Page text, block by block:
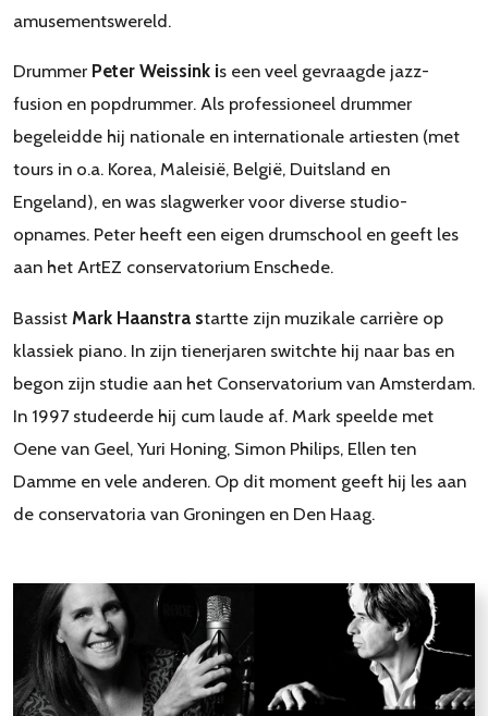
amusementswereld.
Drummer Peter Weissink is een veel gevraagde jazz-
fusion en popdrummer. Als professioneel drummer
begeleidde hij nationale en internationale artiesten (met
tours in o.a. Korea, Maleisië, België, Duitsland en
Engeland), en was slagwerker voor diverse studio-
opnames. Peter heeft een eigen drumschool en geeft les
aan het ArtEZ conservatorium Enschede.
Bassist Mark Haanstra startte zijn muzikale carrière op
klassiek piano. In zijn tienerjaren switchte hij naar bas en
begon zijn studie aan het Conservatorium van Amsterdam.
In 1997 studeerde hij cum laude af. Mark speelde met
Oene van Geel, Yuri Honing, Simon Philips, Ellen ten
Damme en vele anderen. Op dit moment geeft hij les aan
de conservatoria van Groningen en Den Haag.